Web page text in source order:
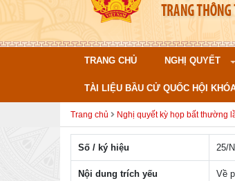
TRANG CHỦ NGHỊ QUYẾT
TÀI LIỆU BẦU CỬ QUỐC HỘI
Trang chủ Nghị quyết kỳ họp bất thường
Số / ký hiệu 25/
Nội dung trích yếu
Về